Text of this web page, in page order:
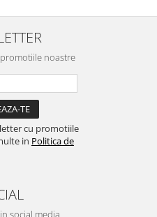
noastre
cu promotiile
in Politica de
social media